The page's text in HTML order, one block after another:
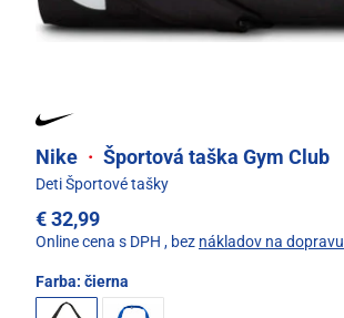
Nike · Športová taška Gym Club
Deti Športové tašky
€ 32,99
Online cena s DPH , bez nákladov na dopravu
Farba: čierna